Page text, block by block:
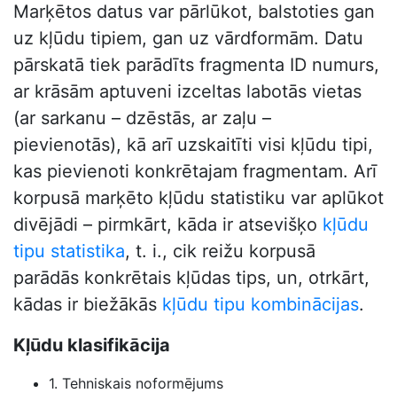
Marķētos datus var pārlūkot, balstoties gan
uz kļūdu tipiem, gan uz vārdformām. Datu
pārskatā tiek parādīts fragmenta ID numurs,
ar krāsām aptuveni izceltas labotās vietas
(ar sarkanu – dzēstās, ar zaļu –
pievienotās), kā arī uzskaitīti visi kļūdu tipi,
kas pievienoti konkrētajam fragmentam. Arī
korpusā marķēto kļūdu statistiku var aplūkot
divējādi – pirmkārt, kāda ir atsevišķo kļūdu
tipu statistika, t. i., cik reižu korpusā
parādās konkrētais kļūdas tips, un, otrkārt,
kādas ir biežākās kļūdu tipu kombinācijas.
Kļūdu klasifikācija
1. Tehniskais noformējums